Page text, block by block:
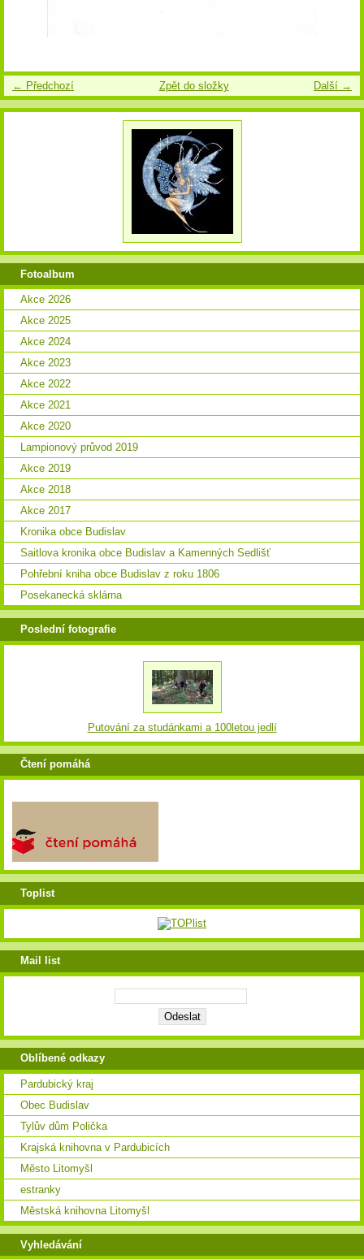
← Předchozí Další →
Zpět do složky
Fotoalbum
Akce 2026
Akce 2025
Akce 2024
Akce 2023
Akce 2022
Akce 2021
Akce 2020
Lampionový průvod 2019
Akce 2019
Akce 2018
Akce 2017
Kronika obce Budislav
Saitlova kronika obce Budislav a Kamenných Sedlišť
Pohřební kniha obce Budislav z roku 1806
Posekanecká sklárna
Poslední fotografie
Putování za studánkami a 100letou jedlí
Čtení pomáhá
Toplist
Mail list
Oblíbené odkazy
Pardubický kraj
Obec Budislav
Tylův dům Polička
Krajská knihovna v Pardubicích
Město Litomyšl
estranky
Městská knihovna Litomyšl
Vyhledávání